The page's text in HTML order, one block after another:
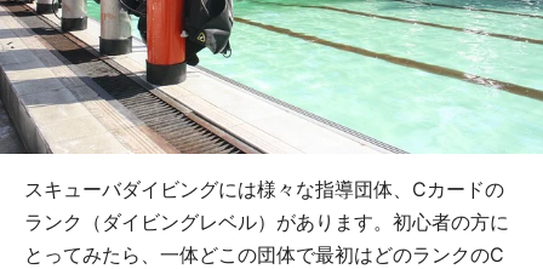
スキューバダイビングには様々な指導団体、Cカードの
ランク（ダイビングレベル）があります。初心者の方に
とってみたら、一体どこの団体で最初はどのランクのC